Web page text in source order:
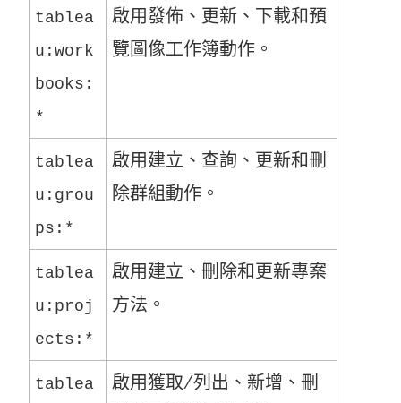
tablea
u:work
books:
*
啟用發佈、更新、下載和預
覽圖像工作簿動作。
tablea
u:grou
ps:*
啟用建立、查詢、更新和刪
除群組動作。
tablea
u:proj
ects:*
啟用建立、刪除和更新專案
方法。
tablea
啟用獲取/列出、新增、刪